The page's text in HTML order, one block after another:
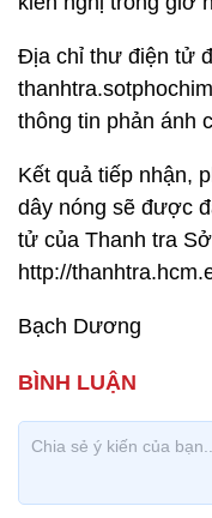
Địa chỉ thư điện tử
thông tin phản ánh
Kết quả tiếp nhận,
dây nóng sẽ được
tử của Thanh tra
http://
Bạch Dương